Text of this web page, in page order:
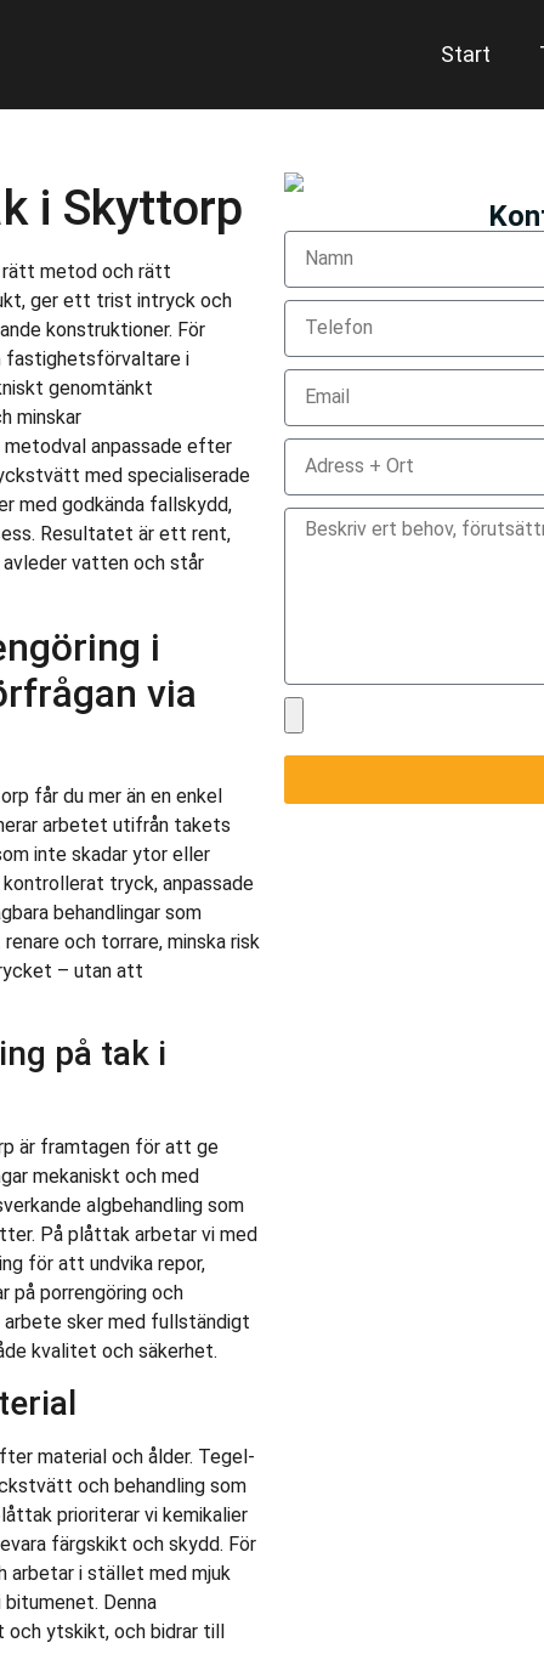
Start
i Skyttorp
metod och rätt
ger ett trist intryck och
konstruktioner. För
fastighetsförvaltare i
genomtänkt
minskar
metodval anpassade efter
med specialiserade
med godkända fallskydd,
Resultatet är ett rent,
vatten och står
i
via
får du mer än en enkel
arbetet utifrån takets
inte skadar ytor eller
tryck, anpassade
behandlingar som
och torrare, minska risk
– utan att
på tak i
är framtagen för att ge
mekaniskt och med
algbehandling som
På plåttak arbetar vi med
för att undvika repor,
på porrengöring och
sker med fullständigt
kvalitet och säkerhet.
material och ålder. Tegel-
och behandling som
prioriterar vi kemikalier
färgskikt och skydd. För
arbetar i stället med mjuk
Denna
ytskikt, och bidrar till